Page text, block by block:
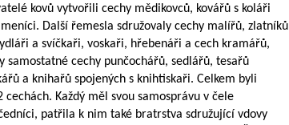
kovů vytvořili cechy mědikovců, kovářů s koláři
Další řemesla sdružovaly cechy malířů, zlatníků
a svíčkaři, voskaři, hřebenáři a cech kramářů,
samostatné cechy punčochářů, sedlářů, tesařů
a knihařů spojených s knihtiskaři. Celkem byli
Každý měl svou samosprávu v čele
patřila k nim také bratrstva sdružující vdovy